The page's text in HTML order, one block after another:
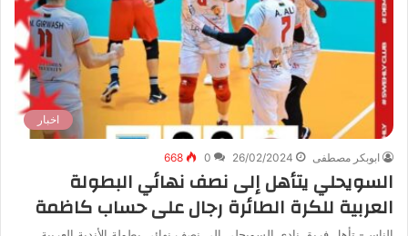
اخبار
ابوبكر مصطفى 26/02/2024
0
668
السويحلي يتأهل إلى نصف نهائي البطولة
العربية للكرة الطائرة رجال على حساب كاظمة